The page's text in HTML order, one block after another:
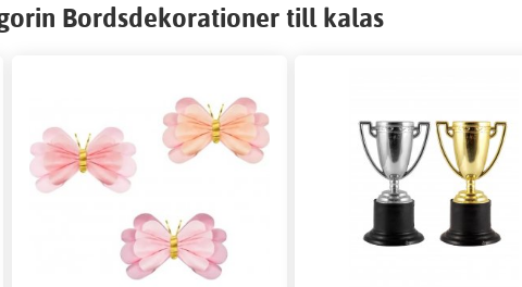
Bordsdekorationer till kalas